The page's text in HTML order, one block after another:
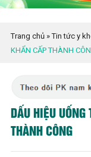
Trang chủ»Tin tức y
KHẨN CẤP THÀNH
DẤU HIỆU
THÀNH CÔNG